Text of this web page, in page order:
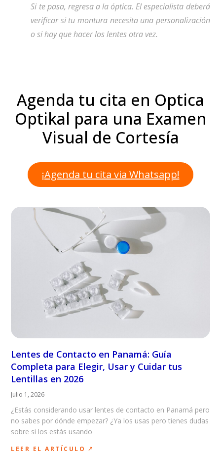
Si te pasa, regresa a la óptica. El especialista deberá
verificar si tu montura necesita una personalización
o si hay que hacer los lentes otra vez.
Agenda tu cita en Optica
Optikal para una Examen
Visual de Cortesía
¡Agenda tu cita via Whatsapp!
Lentes de Contacto en Panamá: Guía
Completa para Elegir, Usar y Cuidar tus
Lentillas en 2026
Julio 1, 2026
¿Estás considerando usar lentes de contacto en Panamá pero
no sabes por dónde empezar? ¿Ya los usas pero tienes dudas
sobre si los estás usando
LEER EL ARTÍCULO 🡕